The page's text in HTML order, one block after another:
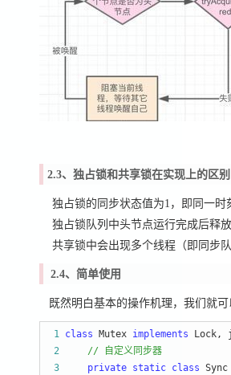
2.3、独占锁和共享锁在实现上的区别
独占锁的同步状态值为1，即同一时
独占锁队列中头节点运行完成后释放
共享锁中会出现多个线程（即同步
2.4、简单使用
既然明白基本的操作机理，我们就
1 class Mutex implements
2
// 自定义同步器
3
private static class Sync